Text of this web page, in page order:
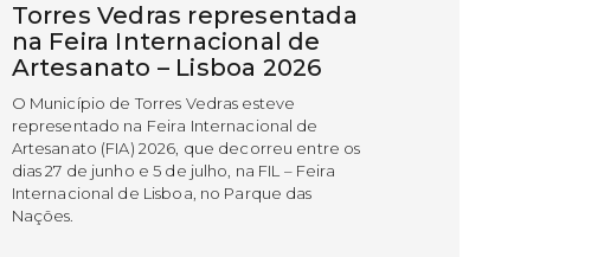
Torres Vedras representada
na Feira Internacional de
Artesanato – Lisboa 2026
O Município de Torres Vedras esteve
representado na Feira Internacional de
Artesanato (FIA) 2026, que decorreu entre os
dias 27 de junho e 5 de julho, na FIL – Feira
Internacional de Lisboa, no Parque das
Nações.